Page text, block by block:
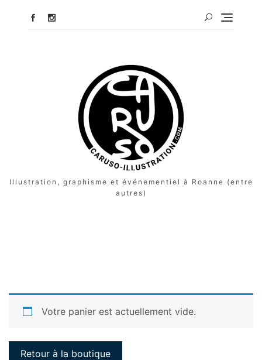
Illustration, graphisme et événementiel à Roanne (entre
autres)
Votre panier est actuellement vide.
Retour à la boutique